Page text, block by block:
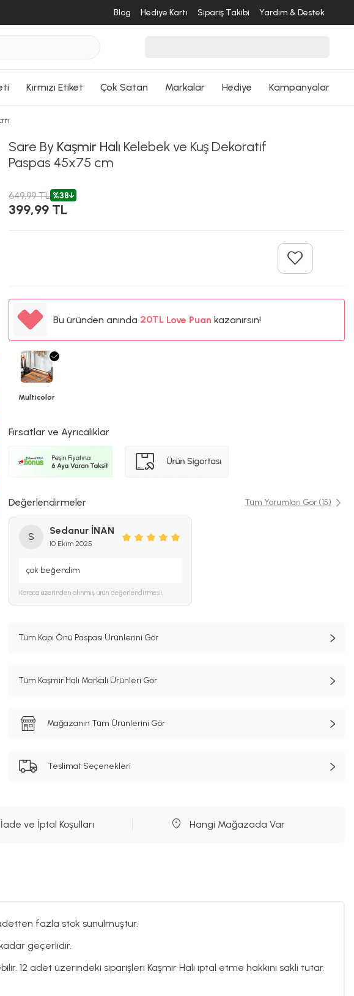
Blog Hediye Kartı Sipariş Takibi Yardım & Destek
Kırmızı Etiket Çok Satan Markalar Hediye Kampanyalar
Sare By Kaşmir Halı Kelebek ve Kuş Dekoratif
Paspas 45x75 cm
649,99 TL %38
399,99 TL
Bu üründen anında 20TL Love Puan kazanırsın!
Multicolor
Fırsatlar ve Ayrıcalıklar
Değerlendirmeler Tüm Yorumları Gör (15)
S
Sedanur İNAN
10 Ekim 2025
çok beğendim
Karaca üzerinden alınmış ürün değerlendirmesi.
Tüm Kapı Önü Paspası Ürünlerini Gör
Tüm Kaşmir Halı Markalı Ürünleri Gör
Mağazanın Tüm Ürünlerini Gör
Teslimat Seçenekleri
İade ve İptal Koşulları Hangi Mağazada Var
fazla stok sunulmuştur.
geçerlidir.
12 adet üzerindeki siparişleri Kaşmir Halı iptal etme hakkını saklı tutar.